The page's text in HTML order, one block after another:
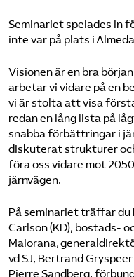
Seminariet spelades in
inte var på plats i
Visionen är en bra
arbetar vi vidare på en
vi är stolta att visa
redan en lång lista på
snabba förbättringar i
diskuterat strukturer
föra oss vidare mot
järnvägen.
På seminariet träffar du
Carlson (KD), bostads-
Maiorana,
vd SJ, Bertrand
Pierre Sandberg,